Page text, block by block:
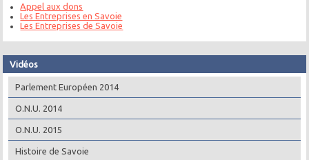
Appel aux dons
Les Entreprises en Savoie
Les Entreprises de Savoie
Vidéos
Parlement Européen 2014
O.N.U. 2014
O.N.U. 2015
Histoire de Savoie